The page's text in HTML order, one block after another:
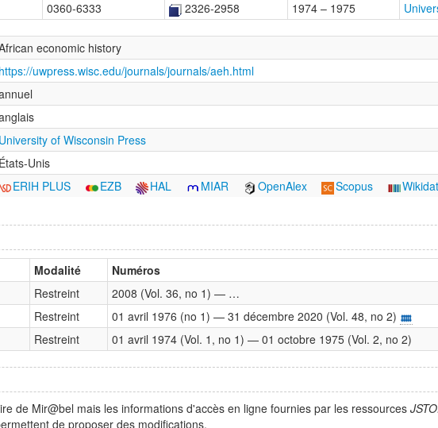
0360-6333 2326-2958 1974 – 1975
economic history
https://uwpress.wisc.edu/journals/journals/aeh.html
University of Wisconsin Press
États-Unis
ERIH PLUS EZB HAL MIAR OpenAlex Scopus
Modalité Numéros
Restreint
2008 (Vol. 36, no 1) — …
Restreint
01 avril 1976 (no 1) — 31 décembre 2020 (Vol. 48, no 2)
Restreint 01 avril 1974 (Vol. 1, no 1) — 01 octobre 1975 (Vol. 2, no 2)
de Mir@bel mais les informations d'accès en ligne fournies par les ressources
de proposer des modifications.